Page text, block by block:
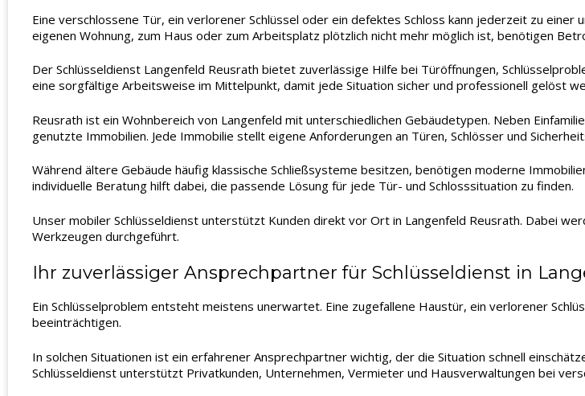
Eine verschlossene Tür, ein verlorener Schlüssel oder ein defektes Schloss kann jederzeit zu
eigenen Wohnung, zum Haus oder zum Arbeitsplatz plötzlich nicht mehr möglich ist, benötigen
Der Schlüsseldienst Langenfeld Reusrath bietet zuverlässige Hilfe bei Türöffnungen,
eine sorgfältige Arbeitsweise im Mittelpunkt, damit jede Situation sicher und professionell gelöst
Reusrath ist ein Wohnbereich von Langenfeld mit unterschiedlichen Gebäudetypen. Neben
genutzte Immobilien. Jede Immobilie stellt eigene Anforderungen an Türen, Schlösser und
Während ältere Gebäude häufig klassische Schließsysteme besitzen, benötigen moderne
individuelle Beratung hilft dabei, die passende Lösung für jede Tür- und Schlosssituation zu finden.
Unser mobiler Schlüsseldienst unterstützt Kunden direkt vor Ort in Langenfeld Reusrath. Dabei
Werkzeugen durchgeführt.
Ihr zuverlässiger Ansprechpartner für Schlüsseldienst in
Ein Schlüsselproblem entsteht meistens unerwartet. Eine zugefallene Haustür, ein verlorener
beeinträchtigen.
In solchen Situationen ist ein erfahrener Ansprechpartner wichtig, der die Situation schnell
Schlüsseldienst unterstützt Privatkunden, Unternehmen, Vermieter und Hausverwaltungen bei